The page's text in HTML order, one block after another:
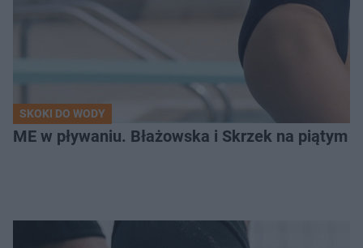
SKOKI DO WODY
ME w pływaniu. Błażowska i Skrzek na piątym